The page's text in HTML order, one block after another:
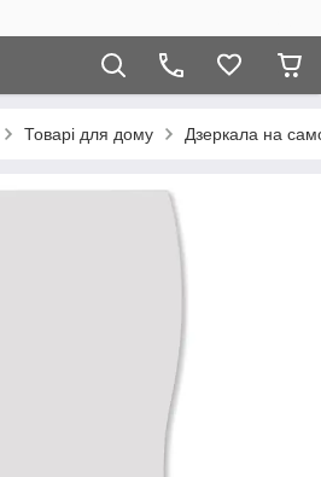
Товарі для дому Дзеркала на